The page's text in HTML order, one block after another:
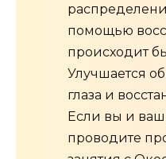
помощью
происходит
Улучшается
глаза и
Если вы и
проводите